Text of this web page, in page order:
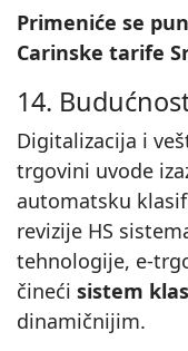
Primeniće se
Carinske tarife
14.
Digitalizacija i
trgovini uvode
automatsku
revizije HS
tehnologije, e-
čineći sistem
dinamičnijim.